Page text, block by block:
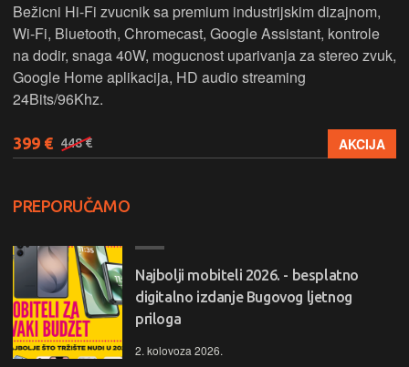
Bežicni Hi-Fi zvucnik sa premium industrijskim dizajnom,
Wi-Fi, Bluetooth, Chromecast, Google Assistant, kontrole
na dodir, snaga 40W, mogucnost uparivanja za stereo zvuk,
Google Home aplikacija, HD audio streaming
24Bits/96Khz.
399 € 448 € AKCIJA
PREPORUČAMO
Najbolji mobiteli 2026. - besplatno
digitalno izdanje Bugovog ljetnog
priloga
2. kolovoza 2026.